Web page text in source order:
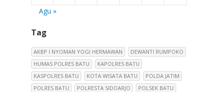
Agu »
Tag
AKBP I NYOMAN YOGI HERMAWAN
DEWANTI RUMPOKO
HUMAS POLRES BATU
KAPOLRES BATU
KASPOLRES BATU
KOTA WISATA BATU
POLDA JATIM
POLRES BATU
POLRESTA SIDOARJO POLSEK BATU